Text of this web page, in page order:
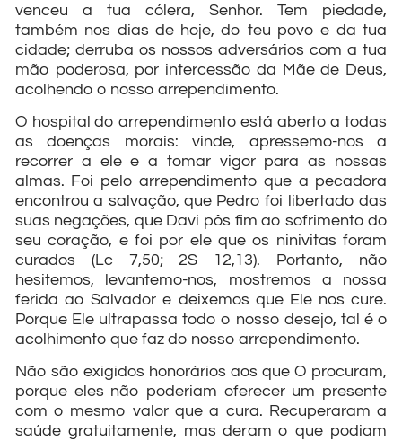
venceu a tua cólera, Senhor. Tem piedade,
também nos dias de hoje, do teu povo e da tua
cidade; derruba os nossos adversários com a tua
mão poderosa, por intercessão da Mãe de Deus,
acolhendo o nosso arrependimento.
O hospital do arrependimento está aberto a todas
as doenças morais: vinde, apressemo-nos a
recorrer a ele e a tomar vigor para as nossas
almas. Foi pelo arrependimento que a pecadora
encontrou a salvação, que Pedro foi libertado das
suas negações, que Davi pôs fim ao sofrimento do
seu coração, e foi por ele que os ninivitas foram
curados (Lc 7,50; 2S 12,13). Portanto, não
hesitemos, levantemo-nos, mostremos a nossa
ferida ao Salvador e deixemos que Ele nos cure.
Porque Ele ultrapassa todo o nosso desejo, tal é o
acolhimento que faz do nosso arrependimento.
Não são exigidos honorários aos que O procuram,
porque eles não poderiam oferecer um presente
com o mesmo valor que a cura. Recuperaram a
saúde gratuitamente, mas deram o que podiam